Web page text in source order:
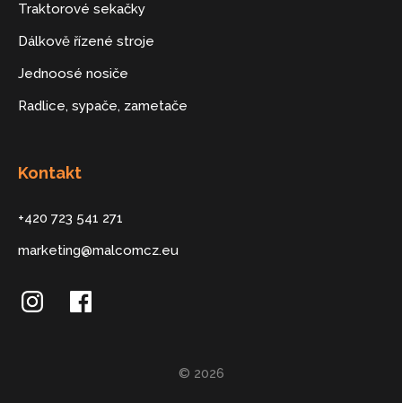
Traktorové sekačky
Dálkově řízené stroje
Jednoosé nosiče
Radlice, sypače, zametače
Kontakt
+420 723 541 271
marketing@malcomcz.eu
© 2026